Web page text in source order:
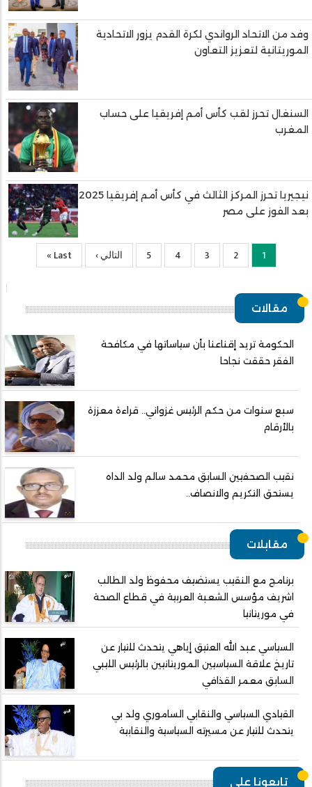
وفد من الاتحاد الرواندي لكرة القدم يزور الاتحادية
الموريتانية لتعزيز التعاون
السنغال تحرز لقب كأس أمم إفريقيا على حساب
المغرب
نيجيريا تحرز المركز الثالث في كأس أمم إفريقيا 2025
بعد الفوز على مصر
Current
page
1 الصفحة
2 الصفحة
3 الصفحة
4 الصفحة
5
الصفحة
التالية
التالي ›
Last
page
Last »
مقالات
الحكومة تريد إقناعنا بأن سياساتها في مكافحة
الفقر حققت نجاحا
سبع سنوات من حكم الرئيس غزواني.. قراءة معززة
بالأرقام
نقيب الصحفيين السابق محمد سالم ولد الداه
يستحق التكريم والانصاف..
مقابلات
برنامج مع النقيب يستضيف محفوظ ولد الطالب
اشريف مؤسس الشعبة العربية في قطاع الصحة
في موريتانيا
السياسي عبد الله العتيق إياهي يتحدث للتيار عن
تاريخ علاقة السياسيين الموريتانيين بالرئيس الليبي
السابق معمر القذافي
القيادي السياسي والنقابي الساموري ولد بي
يتحدث للتيار عن مسيرته السياسية والنقابية
تابعونا على